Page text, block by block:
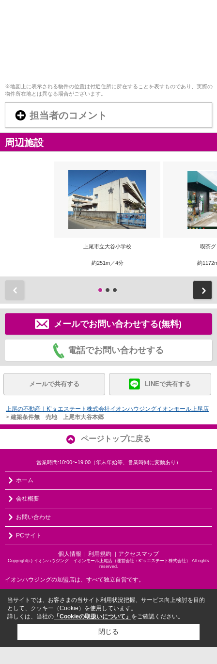
※地図上に表示される物件の位置は付近住所に所在することを表すものであり、実際の
物件所在地とは異なる場合がございます。
担当者のコメント
周辺施設
上尾市立大谷小学校
約251m／4分
喫茶グ
約
メールでお問い合わせする(無料)
電話でお問い合わせする
メールで共有する LINEで共有する
上尾の不動産｜K’ｓエステート株式会社イオンハウジングイオンモール上尾店
> 建築条件無 売地 上尾市大谷本郷
ページトップに戻る
営業時間:10:00〜19:00（年末年始等、営業時間に変動あり）
ホーム
会社概要
お問い合わせ
PCサイト
個人情報 ｜ 利用規約 ｜ アクセスマップ
Copyright(c) イオンハウジング イオンモール上尾店（運営会社：K‘ｓエステート株式会社） All rights
reserved.
イオンハウジングの加盟店は、すべて独立自営です。
当サイトでは、お客さまの当サイト利用状況把握、サービス向上検討を目的
として、クッキー（Cookie）を使用しています。
詳しくは、当社の 「Cookieの取扱いについて」 をご確認ください。
閉じる